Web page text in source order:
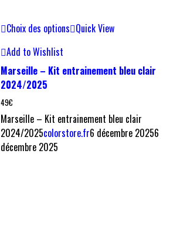
Choix des options Quick View
Add to Wishlist
Marseille – Kit entrainement bleu clair
2024/2025
49€
Marseille – Kit entrainement bleu clair
2024/2025colorstore.fr6 décembre 20256
décembre 2025